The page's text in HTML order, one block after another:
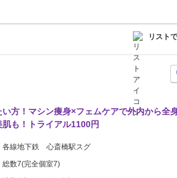
リスト
方！マシン痩身×フェムケアで外内から全
も！トライアル1100円
各線地下鉄 心斎橋駅スグ
総数7(完全個室7)